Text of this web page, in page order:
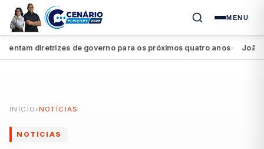
MENU
diretrizes de governo para os próximos quatro anos● João
INÍCIO › NOTÍCIAS
NOTÍCIAS